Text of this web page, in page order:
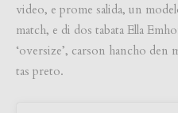
video, e prome salida, un
match, e di dos tabata Ella
‘oversize’, carson hancho
tas preto.